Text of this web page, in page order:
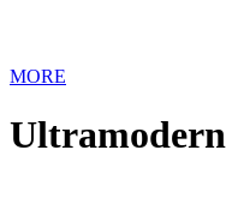
MORE
Ultramodern